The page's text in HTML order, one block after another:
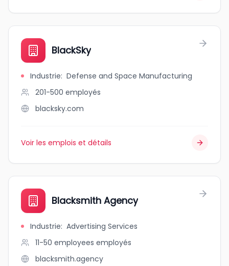
BlackSky
Industrie: Defense and Space Manufacturing
201-500 employés
blacksky.com
Voir les emplois et détails
Blacksmith Agency
Industrie: Advertising Services
11-50 employees employés
blacksmith.agency